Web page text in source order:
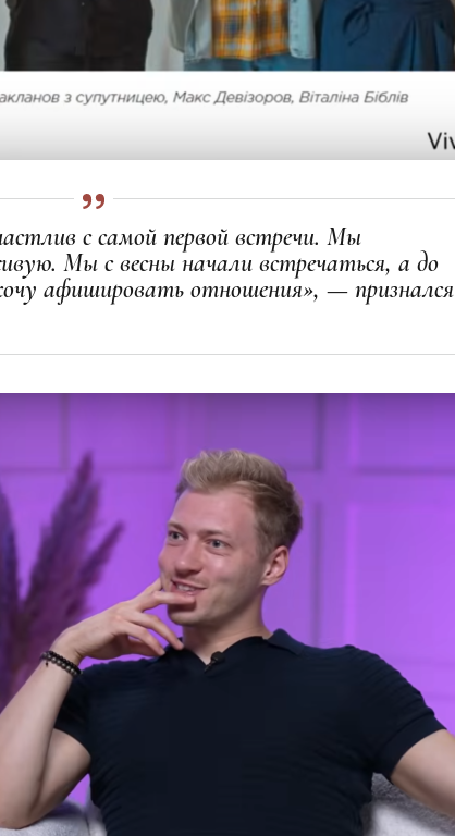
с самой первой встречи. Мы
Мы с весны начали встречаться, а до
афишировать отношения», — признался